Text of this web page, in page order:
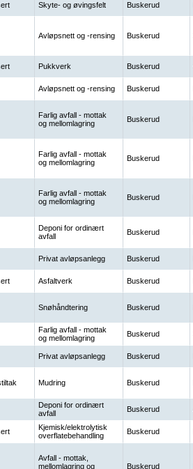
Skyte- og øvingsfelt Buskerud
Avløpsnett og -rensing Buskerud
Pukkverk Buskerud
Avløpsnett og -rensing Buskerud
Farlig avfall - mottak
og mellomlagring
Buskerud
Farlig avfall - mottak
og mellomlagring
Buskerud
Farlig avfall - mottak
og mellomlagring
Buskerud
Deponi for ordinært
avfall
Buskerud
Privat avløpsanlegg Buskerud
Asfaltverk Buskerud
Snøhåndtering Buskerud
Farlig avfall - mottak
og mellomlagring
Buskerud
Privat avløpsanlegg Buskerud
Mudring Buskerud
Deponi for ordinært
avfall
Buskerud
Kjemisk/elektrolytisk
overflatebehandling
Buskerud
Avfall - mottak,
mellomlagring og
Buskerud